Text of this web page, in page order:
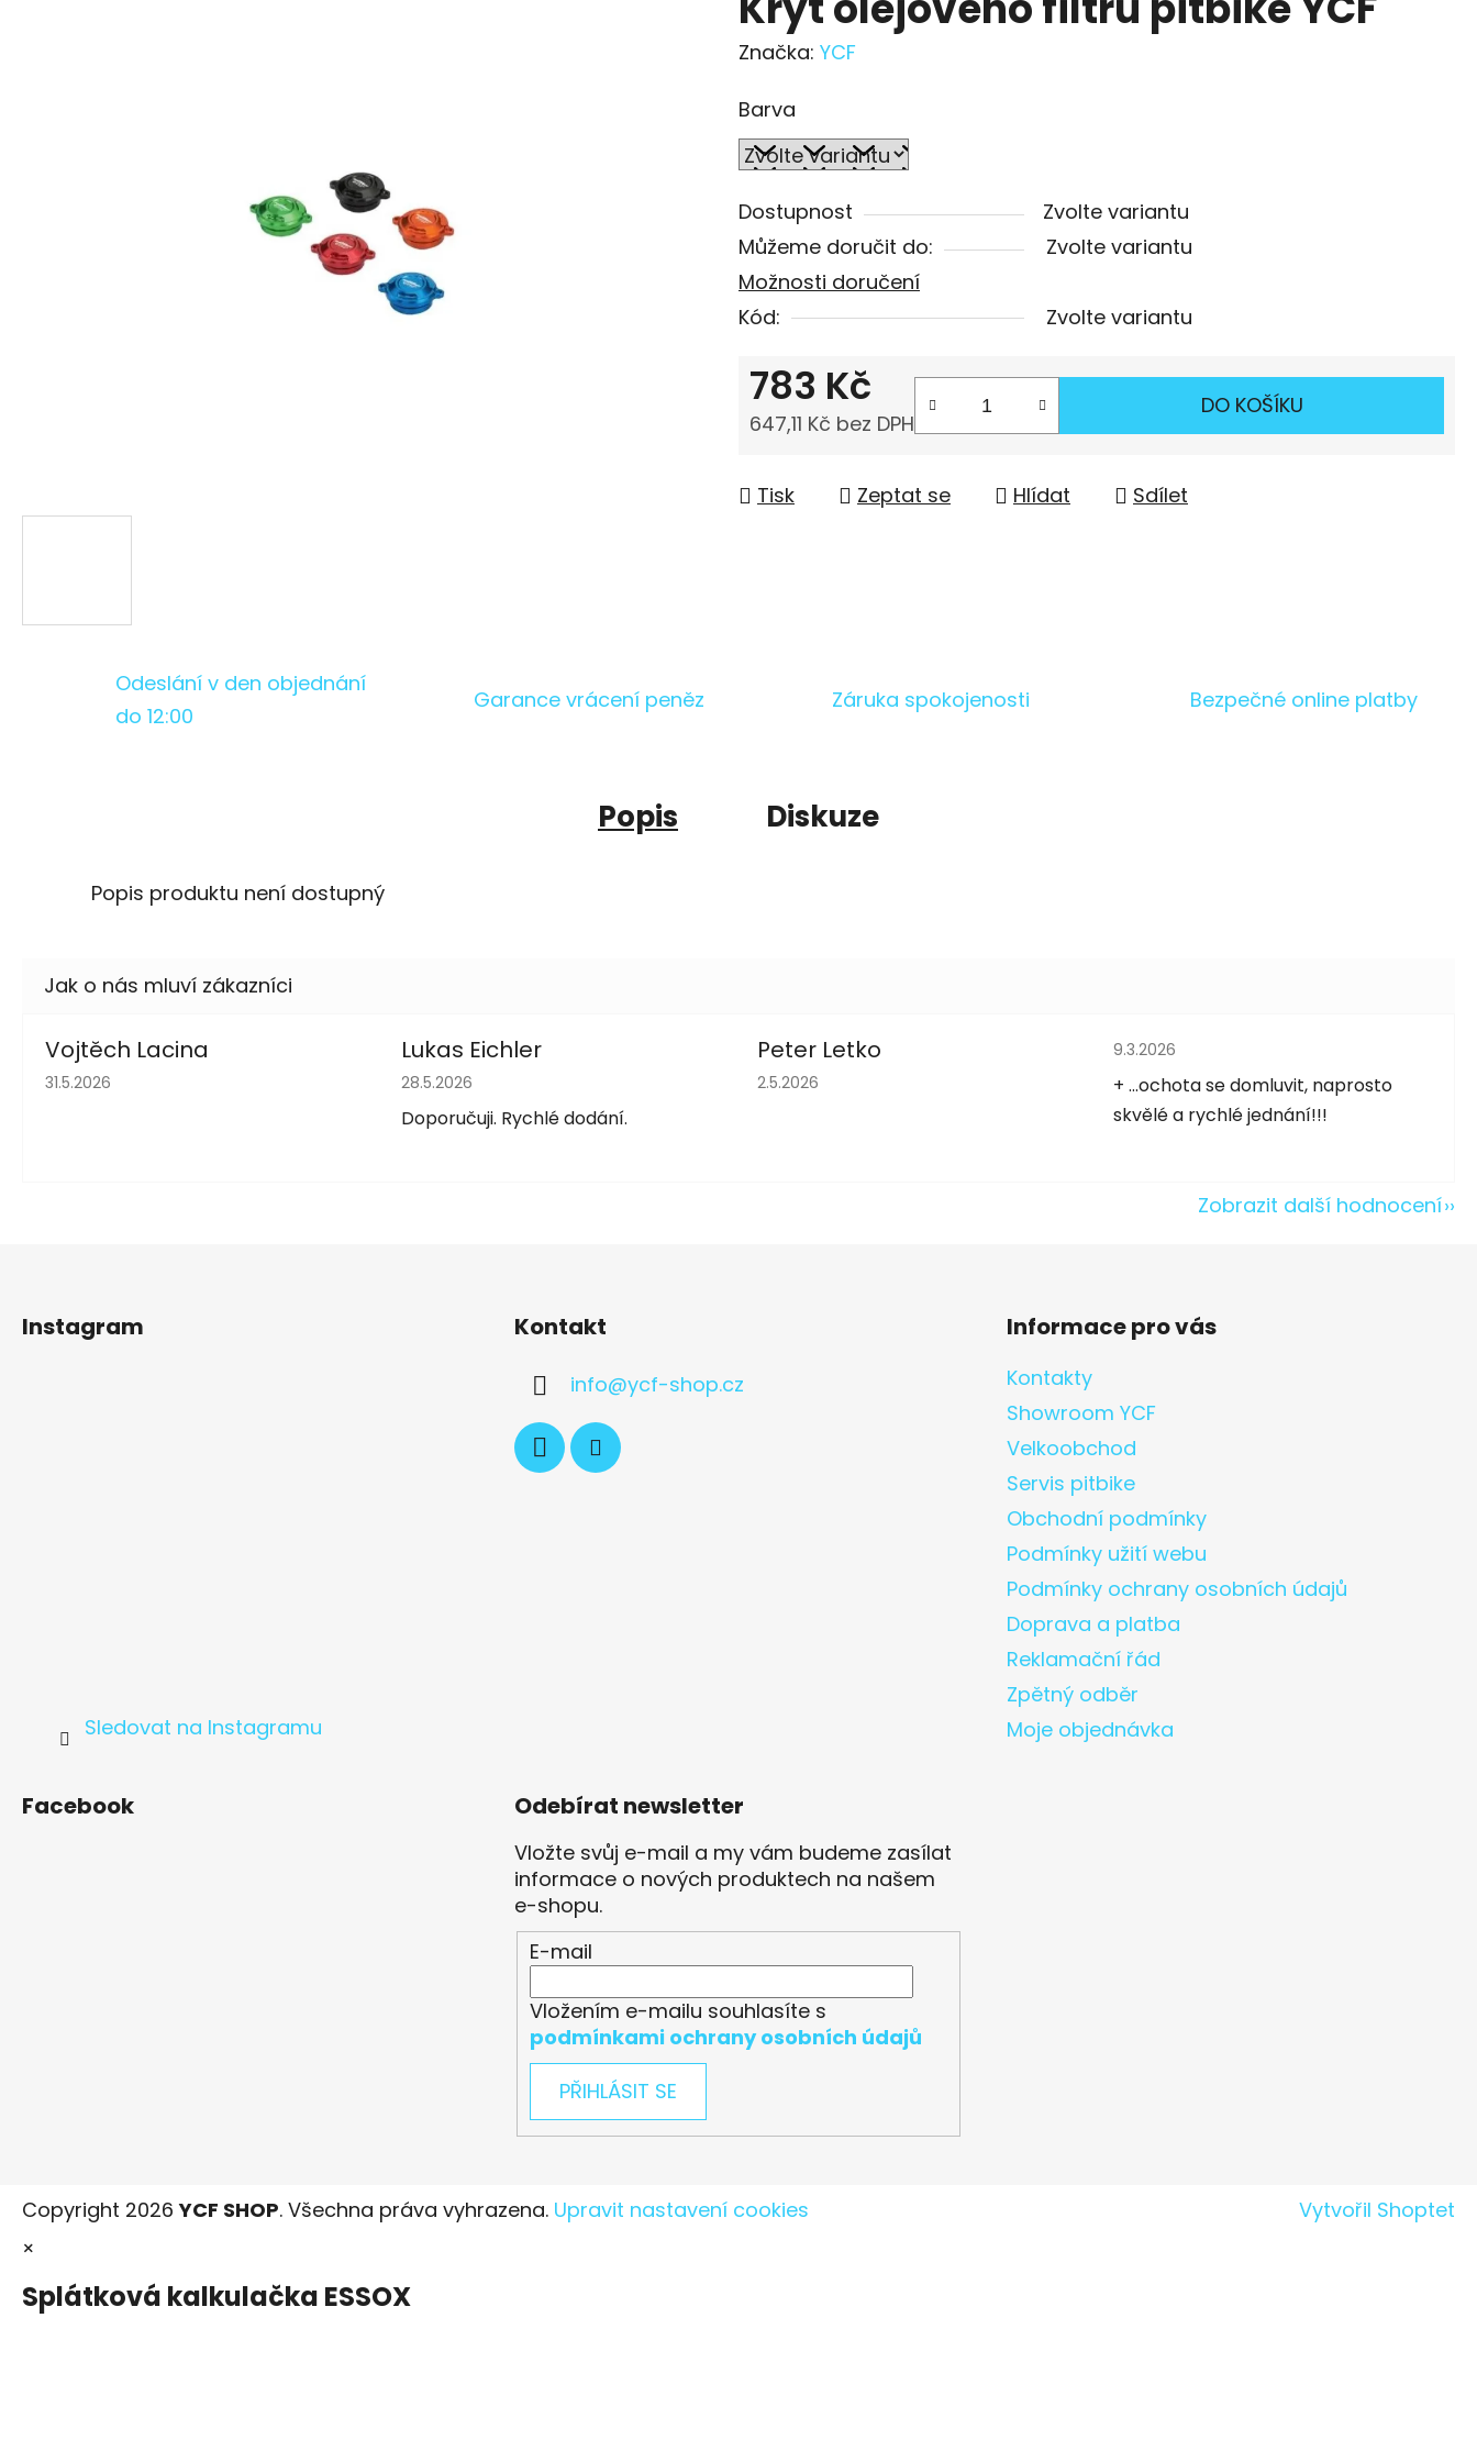
Značka: YCF
Barva
Dostupnost
Zvolte variantu
Můžeme doručit do:
Zvolte variantu
Možnosti doručení
Kód:
Zvolte variantu
783 Kč
647,11 Kč bez DPH
DO KOŠÍKU
Tisk Zeptat se Hlídat Sdílet
Odeslání v den objednání
do 12:00
Garance vrácení peněz Záruka spokojenosti Bezpečné online platby
Popis Diskuze
Popis produktu není dostupný
Vojtěch Lacina
Hodnocení obchodu je 5 z 5 hvězdiček.
31.5.2026
Lukas Eichler
Hodnocení obchodu je 5 z 5 hvězdiček.
28.5.2026
Doporučuji. Rychlé dodání.
Peter Letko
Hodnocení obchodu je 5 z 5 hvězdiček.
2.5.2026
Hodnocení obchodu je 5 z 5 hvězdiček.
9.3.2026
+ ...ochota se domluvit, naprosto
skvělé a rychlé jednání!!!
Zobrazit další hodnocení
Instagram
Sledovat na Instagramu
Kontakt
info@ycf-shop.cz
Informace pro vás
Kontakty
Showroom YCF
Velkoobchod
Servis pitbike
Obchodní podmínky
Podmínky užití webu
Podmínky ochrany osobních údajů
Doprava a platba
Reklamační řád
Zpětný odběr
Moje objednávka
Facebook Odebírat newsletter
Vložte svůj e-mail a my vám budeme zasílat
informace o nových produktech na našem
e-shopu.
E-mail
Vložením e-mailu souhlasíte s
podmínkami ochrany osobních údajů
PŘIHLÁSIT SE
Vytvořil Shoptet
Copyright 2026YCF SHOP. Všechna práva vyhrazena. Upravit nastavení cookies
×
Splátková kalkulačka ESSOX